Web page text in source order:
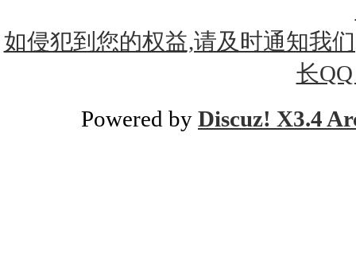
如侵犯到您的权益,请及时通知我
长
Powered by Discuz! X3.4